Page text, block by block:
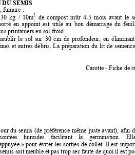
Carotte - Fiche de
DU SEMIS
fumure :
kg / 10m2 de compost mûr 4-5 mois avant le
en appoint est utile au bon démarrage du
printaniers en sol froid.
le sol sur 30 cm de profondeur, en
et autres débris. La préparation du lit de
du semis (de préférence même juste avant), afin
humides facilitant la germination.
» pour éviter les sorties de collet. Il est
soit meuble et pas trop sec faute de quoi il est